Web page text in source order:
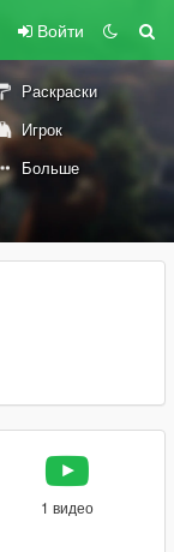
Войти
Раскраски
Игрок
Больше
1 видео